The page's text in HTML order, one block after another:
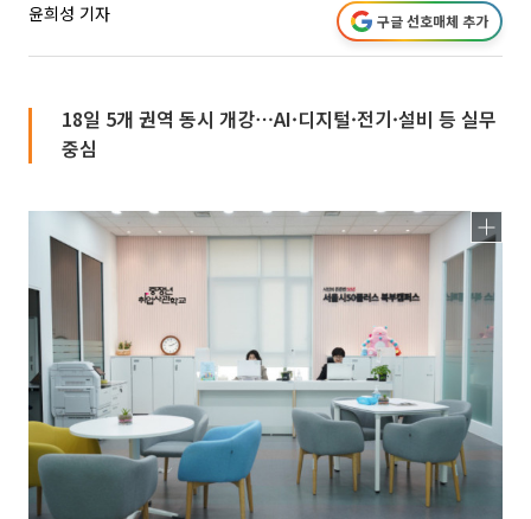
윤희성 기자 구글 선호매체 추가
18일 5개 권역 동시 개강⋯AI·디지털·전기·설비 등 실무
중심